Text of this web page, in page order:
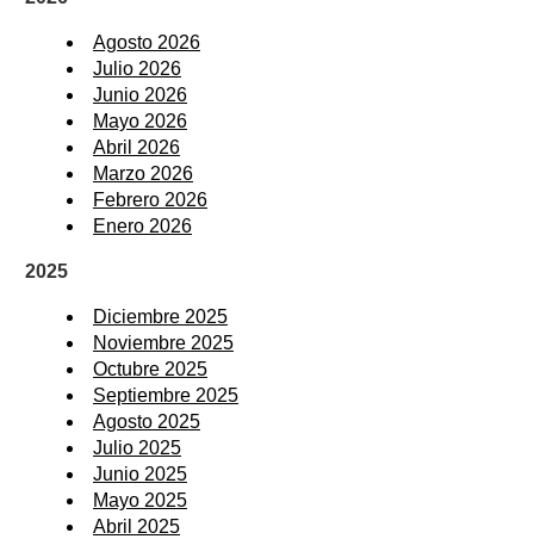
Agosto 2026
Julio 2026
Junio 2026
Mayo 2026
Abril 2026
Marzo 2026
Febrero 2026
Enero 2026
2025
Diciembre 2025
Noviembre 2025
Octubre 2025
Septiembre 2025
Agosto 2025
Julio 2025
Junio 2025
Mayo 2025
Abril 2025